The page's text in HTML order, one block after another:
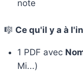
note
🎼 Ce qu'il y a à
1 PDF avec
Mi...)